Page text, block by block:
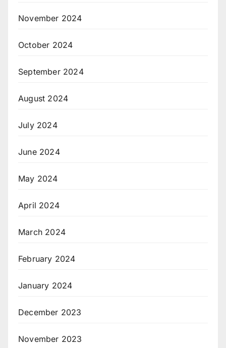
November 2024
October 2024
September 2024
August 2024
July 2024
June 2024
May 2024
April 2024
March 2024
February 2024
January 2024
December 2023
November 2023